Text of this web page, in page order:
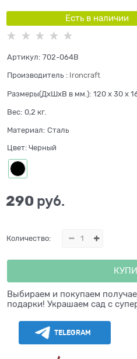
Есть в наличии
Артикул: 702-064B
Производитель : Ironcraft
Размеры(ДхШхВ в мм.): 120 x 30 x
Вес: 0,2 кг.
Материал: Сталь
Цвет: Черный
290 руб.
Количество:
Выбираем и покупаем
подарки! Украшаем сад с
TELEGRAM